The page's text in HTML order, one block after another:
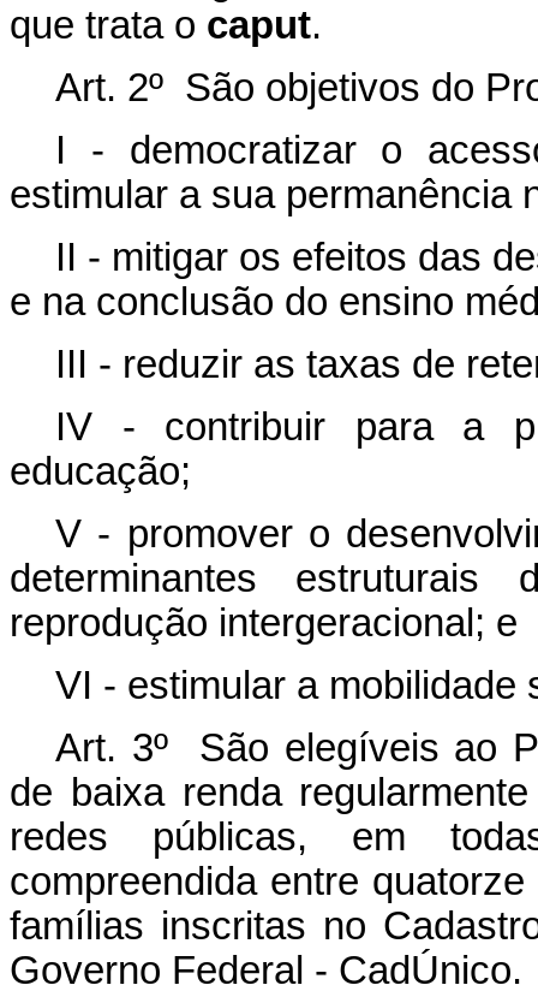
que trata o caput.
Art. 2º São objetivos do
I - democratizar o
estimular a sua permanência
II - mitigar os efeitos das
e na conclusão do ensino
III - reduzir as taxas de
IV - contribuir para a
educação;
V - promover o
determinantes
reprodução intergeracional; e
VI - estimular a mobilidade
Art. 3º São elegíveis ao
de baixa renda
redes públicas, em
compreendida entre
famílias inscritas no
Governo Federal - CadÚnico.